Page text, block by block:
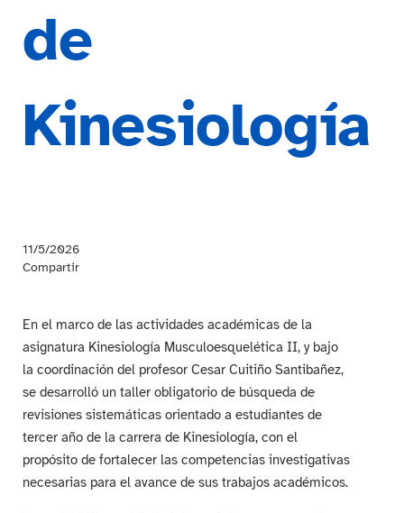
de
Kinesiología
11/5/2026
Compartir
En el marco de las actividades académicas de la
asignatura Kinesiología Musculoesquelética II, y bajo
la coordinación del profesor Cesar Cuitiño Santibañez,
se desarrolló un taller obligatorio de búsqueda de
revisiones sistemáticas orientado a estudiantes de
tercer año de la carrera de Kinesiología, con el
propósito de fortalecer las competencias investigativas
necesarias para el avance de sus trabajos académicos.